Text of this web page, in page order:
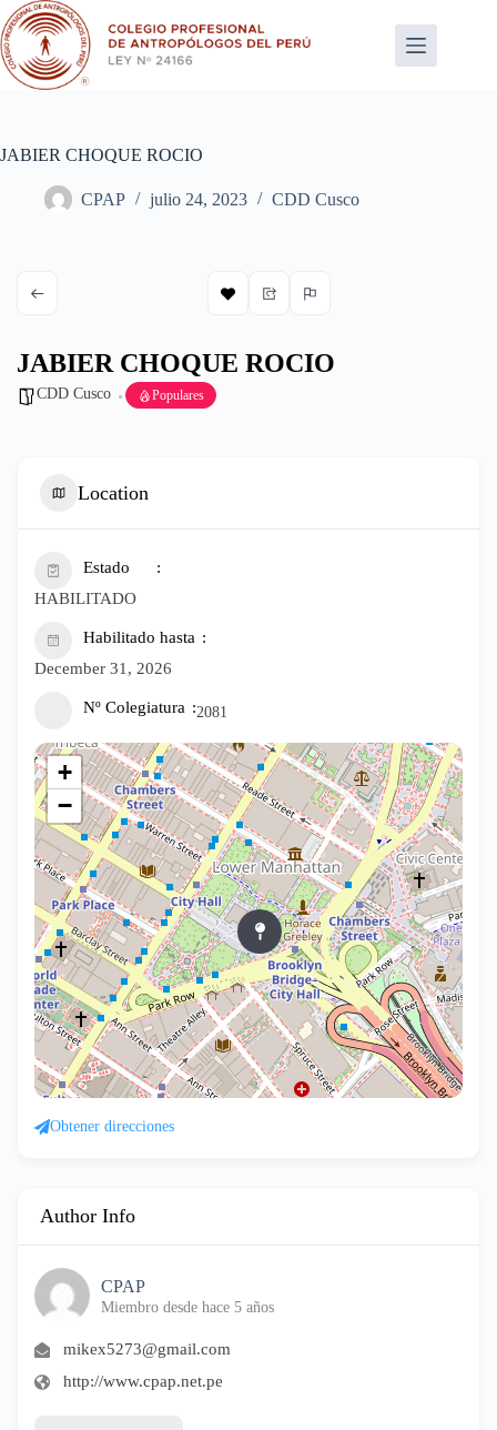
Saltar
al
contenido
JABIER CHOQUE ROCIO
CPAP julio 24, 2023 CDD Cusco
JABIER CHOQUE ROCIO
CDD Cusco Populares
Location
Estado
HABILITADO
Habilitado hasta
December 31, 2026
Nº Colegiatura 2081
+
−
Obtener direcciones
Author Info
CPAP
Miembro desde hace 5 años
mikex5273@gmail.com
http://www.cpap.net.pe